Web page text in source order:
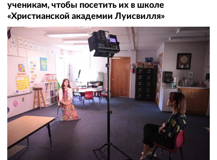
ученикам, чтобы посетить их в школе
«Христианской академии Луисвилля»